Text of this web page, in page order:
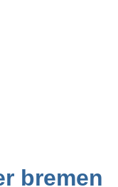
bremen